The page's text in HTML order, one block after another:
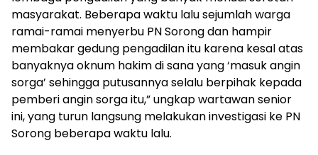
masyarakat. Beberapa waktu lalu sejumlah warga
ramai-ramai menyerbu PN Sorong dan hampir
membakar gedung pengadilan itu karena kesal atas
banyaknya oknum hakim di sana yang ‘masuk angin
sorga’ sehingga putusannya selalu berpihak kepada
pemberi angin sorga itu,” ungkap wartawan senior
ini, yang turun langsung melakukan investigasi ke PN
Sorong beberapa waktu lalu.